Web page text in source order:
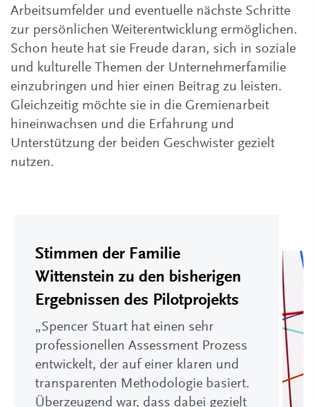
Arbeitsumfelder und eventuelle nächste Schritte
zur persönlichen Weiterentwicklung ermöglichen.
Schon heute hat sie Freude daran, sich in soziale
und kulturelle Themen der Unternehmerfamilie
einzubringen und hier einen Beitrag zu leisten.
Gleichzeitig möchte sie in die Gremienarbeit
hineinwachsen und die Erfahrung und
Unterstützung der beiden Geschwister gezielt
nutzen.
Stimmen der Familie
Wittenstein zu den bisherigen
Ergebnissen des Pilotprojekts
„Spencer Stuart hat einen sehr
professionellen Assessment Prozess
entwickelt, der auf einer klaren und
transparenten Methodologie basiert.
Überzeugend war, dass dabei gezielt